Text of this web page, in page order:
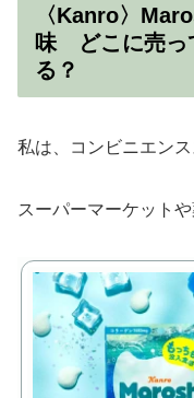
〈Kanro〉
味 どこに売っ
る？
私は、コンビニエン
スーパーマーケット